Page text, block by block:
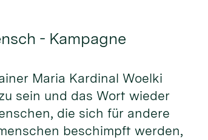
- Kampagne
Maria Kardinal Woelki
sein und das Wort wieder
die sich für andere
beschimpft werden,